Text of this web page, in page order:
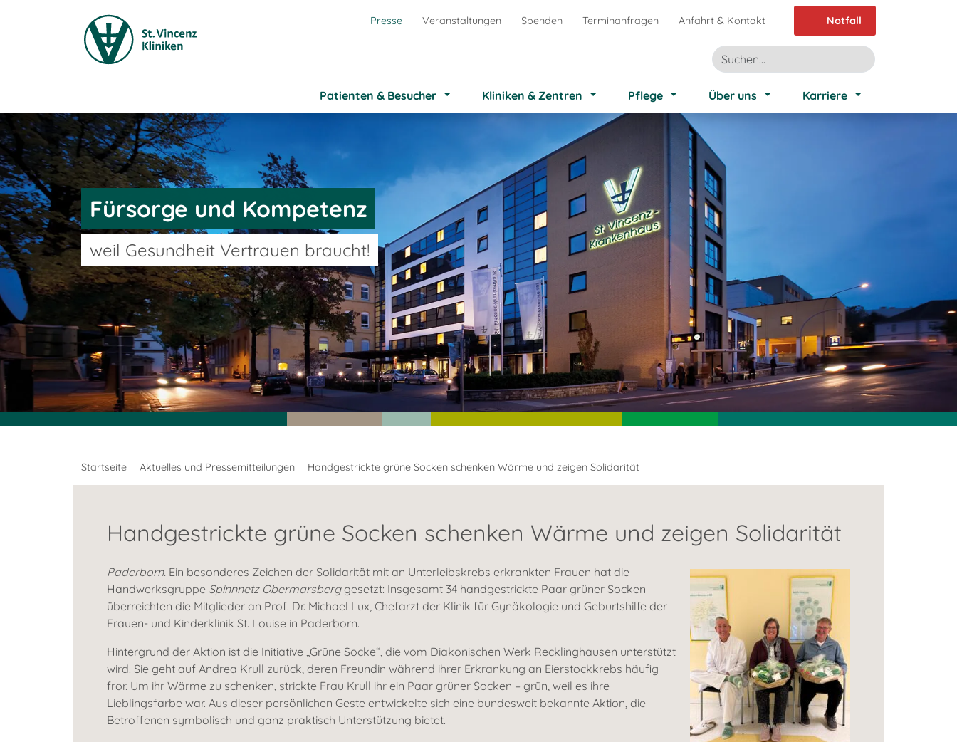
Presse Veranstaltungen Spenden Terminanfragen Anfahrt & Kontakt Notfall
Patienten & Besucher Kliniken & Zentren Pflege Über uns Karriere
Fürsorge und Kompetenz
weil Gesundheit Vertrauen braucht!
Startseite Aktuelles und Pressemitteilungen Handgestrickte grüne Socken schenken Wärme und zeigen Solidarität
Handgestrickte grüne Socken schenken Wärme und zeigen Solidarität
Paderborn. Ein besonderes Zeichen der Solidarität mit an Unterleibskrebs erkrankten Frauen hat die
Handwerksgruppe Spinnnetz Obermarsberggesetzt: Insgesamt 34 handgestrickte Paar grüner Socken
überreichten die Mitglieder an Prof. Dr. Michael Lux, Chefarzt der Klinik für Gynäkologie und Geburtshilfe der
Frauen- und Kinderklinik St. Louise in Paderborn.
Hintergrund der Aktion ist die Initiative „Grüne Socke“, die vom Diakonischen Werk Recklinghausen unterstützt
wird. Sie geht auf Andrea Krull zurück, deren Freundin während ihrer Erkrankung an Eierstockkrebs häufig
fror. Um ihr Wärme zu schenken, strickte Frau Krull ihr ein Paar grüner Socken – grün, weil es ihre
Lieblingsfarbe war. Aus dieser persönlichen Geste entwickelte sich eine bundesweit bekannte Aktion, die
Betroffenen symbolisch und ganz praktisch Unterstützung bietet.